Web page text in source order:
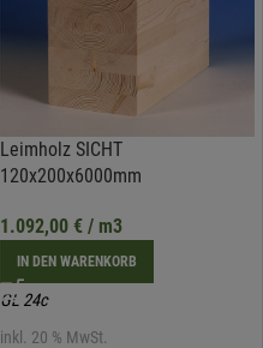
Leimholz SICHT
120x200x6000mm
1.092,00 € / m3
IN DEN WARENKORB
GL 24c
inkl. 20 % MwSt.